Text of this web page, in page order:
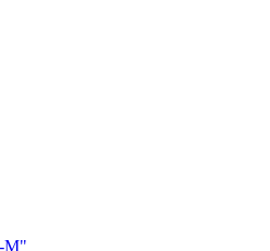
М"